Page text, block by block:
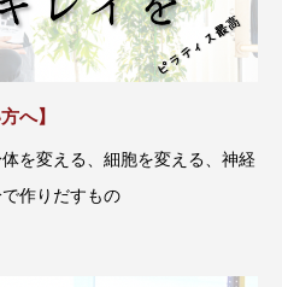
へ】
を変える、細胞を変える、神経
作りだすもの